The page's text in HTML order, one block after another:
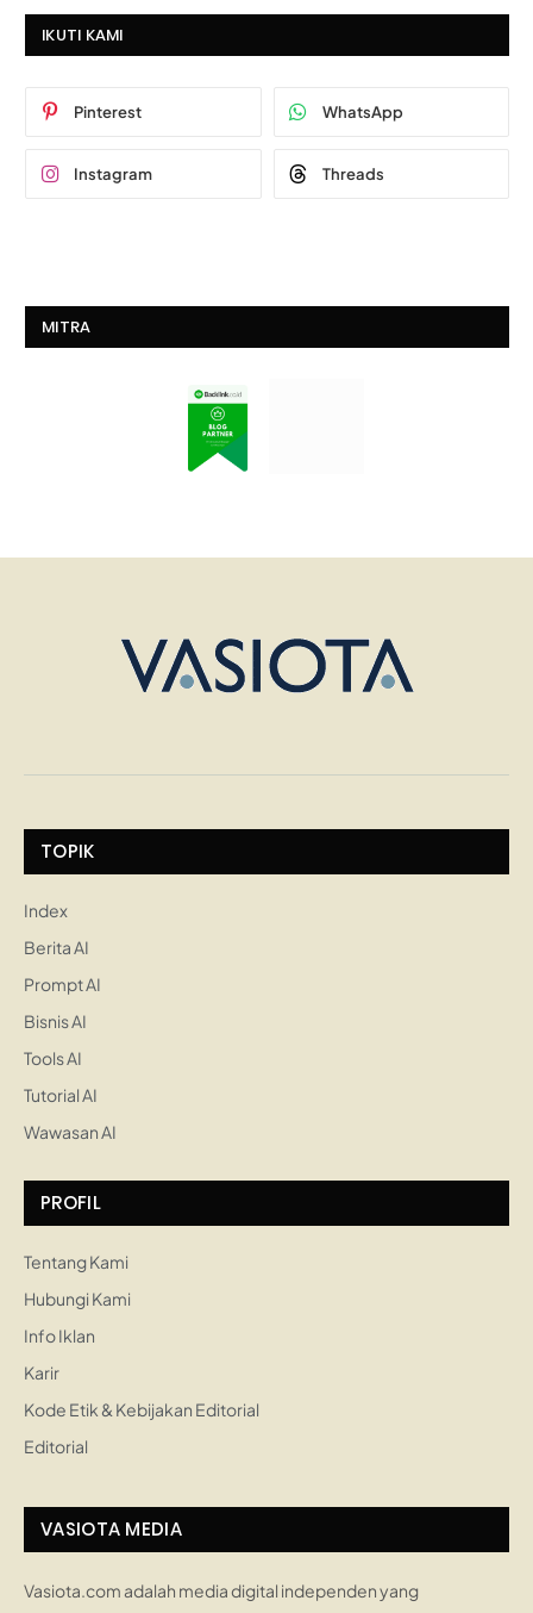
IKUTI KAMI
Pinterest WhatsApp
Instagram Threads
MITRA
TOPIK
Index
Berita AI
Prompt AI
Bisnis AI
Tools AI
Tutorial AI
Wawasan AI
PROFIL
Tentang Kami
Hubungi Kami
Info Iklan
Karir
Kode Etik & Kebijakan Editorial
Editorial
VASIOTA MEDIA
Vasiota.com adalah media digital independen yang